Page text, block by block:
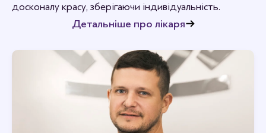
досконалу красу, зберігаючи індивідуальність.
Детальніше про лікаря